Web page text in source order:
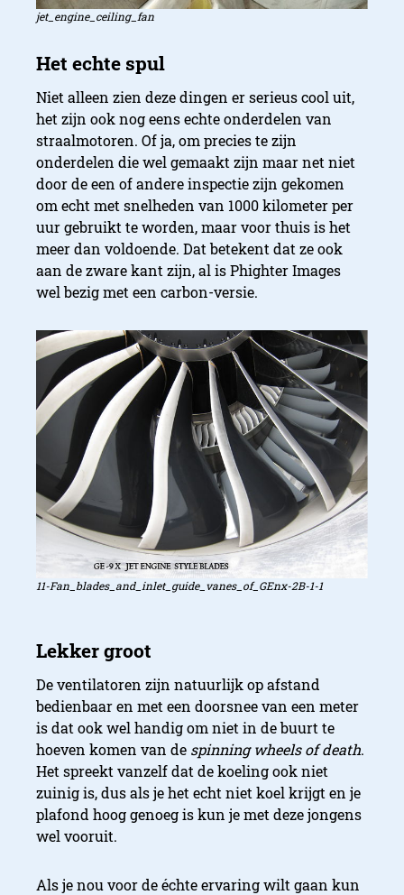
jet_engine_ceiling_fan
Niet alleen zien deze dingen er serieus cool uit,
het zijn ook nog eens echte onderdelen van
straalmotoren. Of ja, om precies te zijn
onderdelen die wel gemaakt zijn maar net niet
door de een of andere inspectie zijn gekomen
om echt met snelheden van 1000 kilometer per
uur gebruikt te worden, maar voor thuis is het
meer dan voldoende. Dat betekent dat ze ook
aan de zware kant zijn, al is Phighter Images
wel bezig met een carbon-versie.
11-Fan_blades_and_inlet_guide_vanes_of_GEnx-2B-1-1
De ventilatoren zijn natuurlijk op afstand
bedienbaar en met een doorsnee van een meter
is dat ook wel handig om niet in de buurt te
hoeven komen van de spinning wheels of death.
Het spreekt vanzelf dat de koeling ook niet
zuinig is, dus als je het echt niet koel krijgt en je
plafond hoog genoeg is kun je met deze jongens
wel vooruit.
Als je nou voor de échte ervaring wilt gaan kun